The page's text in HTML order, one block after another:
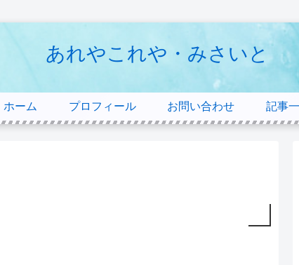
あれやこれや・みさいと
ホーム プロフィール お問い合わせ 記事